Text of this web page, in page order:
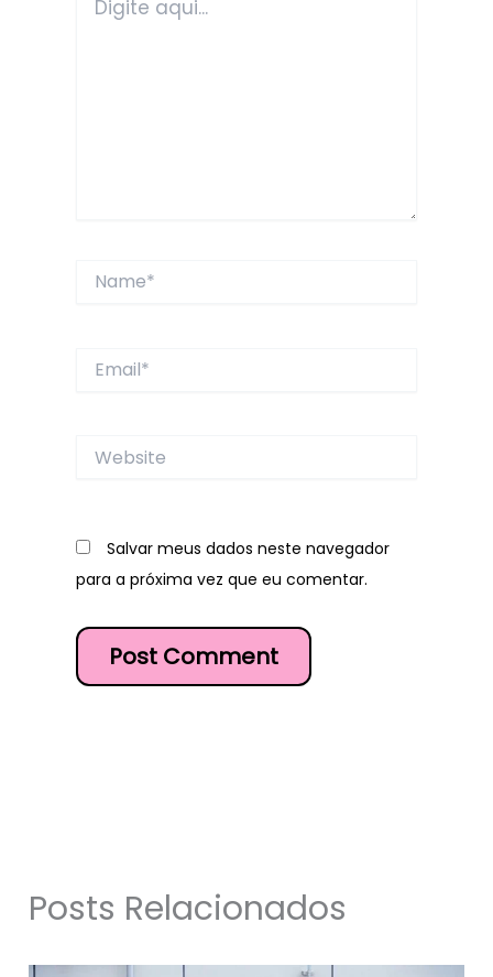
aqui...
Website
Salvar meus dados neste navegador
para a próxima vez que eu comentar.
Posts Relacionados